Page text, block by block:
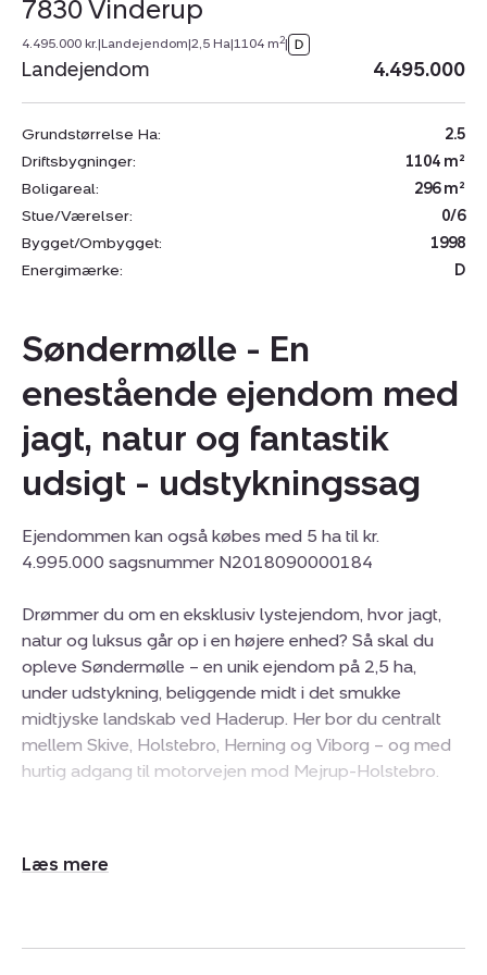
7830 Vinderup
4.495.000 kr.|Landejendom|2,5 Ha|1104 m2|
Landejendom 4.495.000
Grundstørrelse Ha:
2.5
Driftsbygninger:
1104 m²
Boligareal:
296 m²
Stue/Værelser:
0/6
Bygget/Ombygget:
1998
Energimærke:
D
Søndermølle - En
enestående ejendom med
jagt, natur og fantastik
udsigt - udstykningssag
Ejendommen kan også købes med 5 ha til kr.
4.995.000 sagsnummer N2018090000184
Drømmer du om en eksklusiv lystejendom, hvor jagt,
natur og luksus går op i en højere enhed? Så skal du
opleve Søndermølle – en unik ejendom på 2,5 ha,
under udstykning, beliggende midt i det smukke
midtjyske landskab ved Haderup. Her bor du centralt
mellem Skive, Holstebro, Herning og Viborg – og med
hurtig adgang til motorvejen mod Mejrup-Holstebro.
hovedhus på 296 m². Opført i 1998 i kompromisløs
er i højsædet. Huset rummer et væld af gennemtænkte